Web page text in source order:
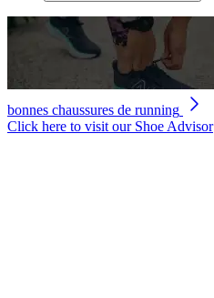
bonnes chaussures de running
Click here to visit our Shoe Advisor